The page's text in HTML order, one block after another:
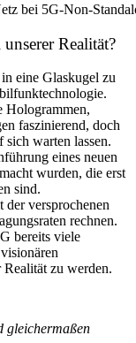
bei 5G-Non-
Realität?
eine Glaskugel zu
Hologrammen,
faszinierend, doch
warten lassen.
eines neuen
wurden, die erst
sind.
der versprochenen
rechnen.
bereits viele
zu werden.
gleichermaßen